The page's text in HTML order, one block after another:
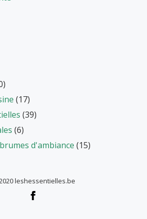
(17)
(39)
(6)
d'ambiance (15)
leshessentielles.be